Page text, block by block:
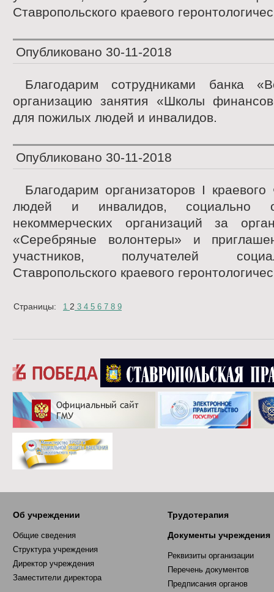
Ставропольского краевого
Опубликовано 30-11-2018
Благодарим сотрудниками банка
организацию занятия «Школы
для пожилых людей и инвалидов.
Опубликовано 30-11-2018
Благодарим организаторов I
людей и инвалидов, социально
некоммерческих организаций за
«Серебряные волонтеры» и
участников, получателей
Ставропольского краевого
Страницы: 1 2 3 4 5 6 7 8 9
Об учреждении
Общие сведения
Структура учреждения
Директор учреждения
Заместители директора
Трудотерапия
Документы учреждения
Реквизиты организации
Перечень документов
Предписания органов